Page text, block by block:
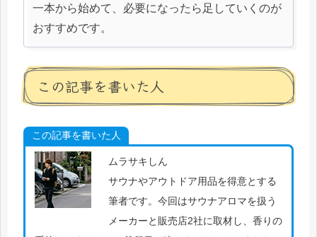
一本から始めて、必要になったら足していくのが
おすすめです。
この記事を書いた人
この記事を書いた人
ムラサキしん
サウナやアウトドア用品を得意とする
筆者です。今回はサウナアロマを扱う
メーカーと販売店2社に取材し、香りの